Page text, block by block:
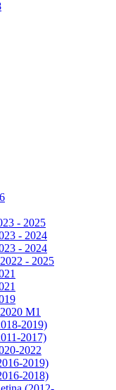
- 2025
- 2024
- 2024
- 2025
M1
2019)
2017)
2022
2019)
2018)